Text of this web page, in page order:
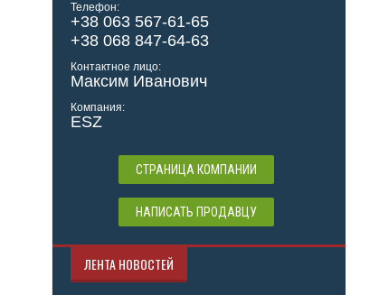
Телефон:
+38 063 567-61-65
+38 068 847-64-63
Контактное лицо:
Максим Иванович
Компания:
ESZ
СТРАНИЦА КОМПАНИИ
НАПИСАТЬ ПРОДАВЦУ
ЛЕНТА НОВОСТЕЙ